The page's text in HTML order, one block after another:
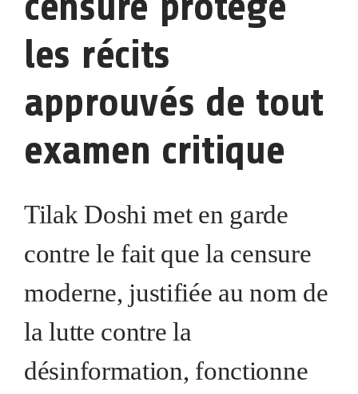
les récits
approuvés de tout
examen critique
Tilak Doshi met en garde
contre le fait que la censure
moderne, justifiée au nom de
la lutte contre la
désinformation, fonctionne